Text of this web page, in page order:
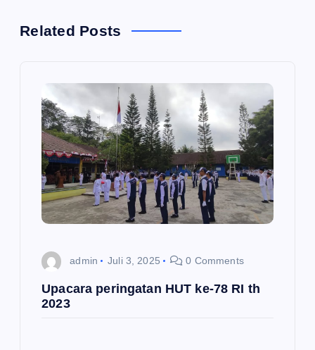
a
Related Posts
admin Juli 3, 2025 0 Comments
Upacara peringatan HUT ke-78 RI th
2023